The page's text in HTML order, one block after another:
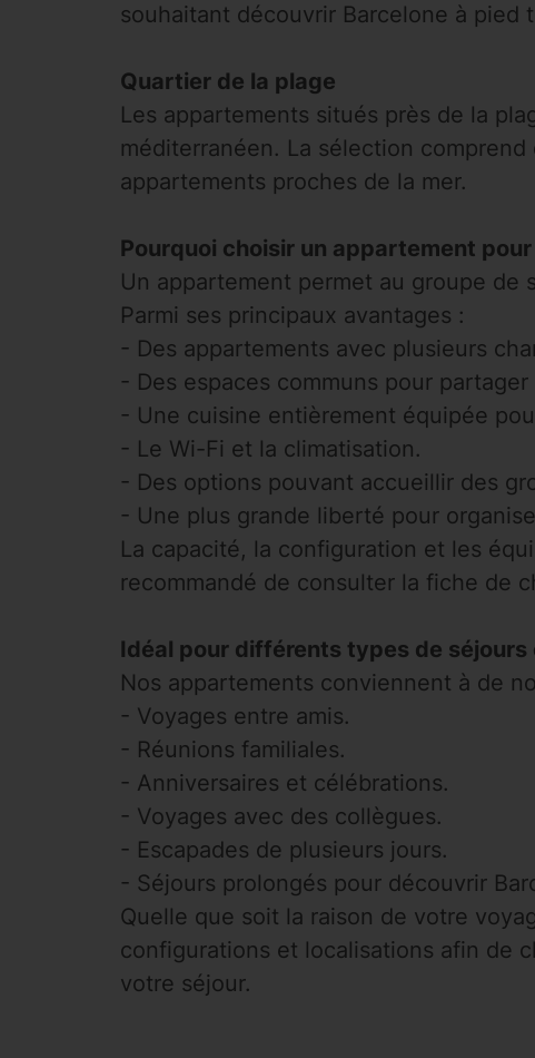
souhaitant découvrir Barcelone à
Quartier de la plage
Les appartements situés près de la
méditerranéen. La sélection
appartements proches de la mer.
Pourquoi choisir un appartement
Un appartement permet au groupe
Parmi ses principaux avantages :
- Des appartements avec plusieurs
- Des espaces communs pour
- Une cuisine entièrement équipée
- Le Wi-Fi et la climatisation.
- Des options pouvant accueillir des
- Une plus grande liberté pour
La capacité, la configuration et les
recommandé de consulter la fiche de
Idéal pour différents types de séjours
Nos appartements conviennent à de
- Voyages entre amis.
- Réunions familiales.
- Anniversaires et célébrations.
- Voyages avec des collègues.
- Escapades de plusieurs jours.
- Séjours prolongés pour découvrir
Quelle que soit la raison de votre
configurations et localisations afin de
votre séjour.